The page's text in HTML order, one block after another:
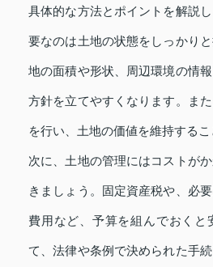
具体的な方法とポイントを解説
要なのは土地の状態をしっかり
地の面積や形状、周辺環境の情
方針を立てやすくなります。ま
を行い、土地の価値を維持するこ
次に、土地の管理にはコストが
きましょう。固定資産税や、必
費用など、予算を組んでおくと
て、法律や条例で決められた手